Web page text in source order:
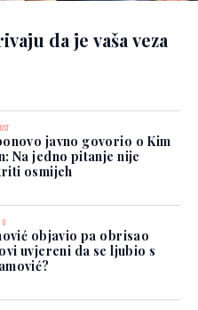
da je vaša veza
javno govorio o Kim
Na jedno pitanje nije
osmijeh
objavio pa obrisao
uvjereni da se ljubio s